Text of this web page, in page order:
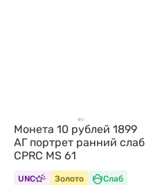
Монета 10 рублей 1899
АГ портрет ранний слаб
CPRC MS 61
UNC Золото Слаб